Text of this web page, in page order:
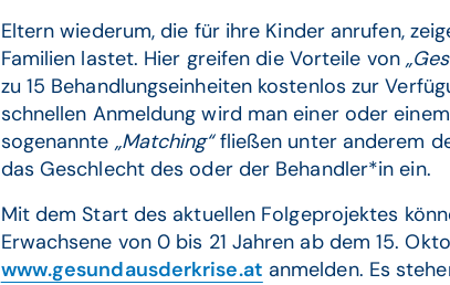
Eltern wiederum, die für ihre Kinder anrufen,
Familien lastet. Hier greifen die Vorteile von
zu 15 Behandlungseinheiten kostenlos zur
schnellen Anmeldung wird man einer oder
sogenannte „Matching“fließen unter anderem
das Geschlecht des oder der Behandler*in ein.
Mit dem Start des aktuellen Folgeprojektes
Erwachsene von 0 bis 21 Jahren ab dem 15.
www.gesundausderkrise.at anmelden. Es